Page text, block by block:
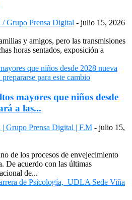
/ Grupo Prensa Digital - julio 15, 2026
y amigos, pero las transmisiones
horas sentados, exposición a
mayores que niños desde
a las...
| Grupo Prensa Digital | F.M - julio 15,
de los procesos de envejecimiento
De acuerdo con las últimas
de...